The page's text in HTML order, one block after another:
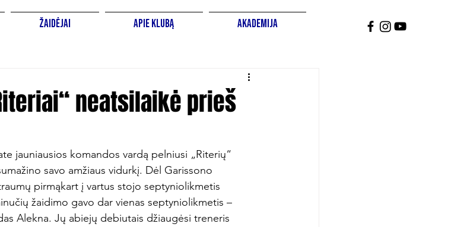
Žaidėjai Apie Klubą Akademija
neatsilaikė prieš
jauniausios komandos vardą pelniusi „Riterių“
savo amžiaus vidurkį. Dėl Garissono
pirmąkart į vartus stojo septyniolikmetis
žaidimo gavo dar vienas septyniolikmetis –
Alekna. Jų abiejų debiutais džiaugėsi treneris